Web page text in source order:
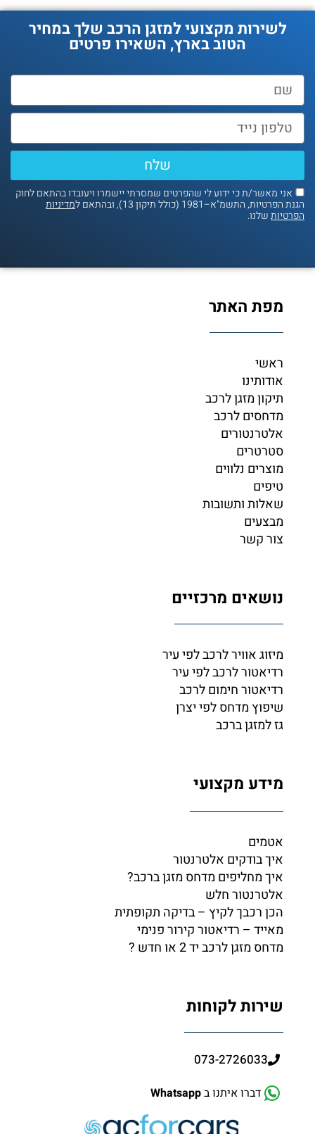
לשירות מקצועי למזגן הרכב שלך במחיר
הטוב בארץ, השאירו פרטים
אני מאשר/ת כי ידוע לי שהפרטים שמסרתי יישמרו ויעובדו בהתאם לחוק
הגנת הפרטיות, התשמ"א–1981 (כולל תיקון 13), ובהתאם ל מדיניות
הפרטיותשלנו.
שלח
מפת האתר
ראשי
אודותינו
תיקון מזגן לרכב
מדחסים לרכב
אלטרנטורים
סטרטרים
מוצרים נלווים
טיפים
שאלות ותשובות
מבצעים
צור קשר
נושאים מרכזיים
מיזוג אוויר לרכב לפי עיר
רדיאטור לרכב לפי עיר
רדיאטור חימום לרכב
שיפוץ מדחס לפי יצרן
גז למזגן ברכב
מידע מקצועי
אטמים
איך בודקים אלטרנטור
איך מחליפים מדחס מזגן ברכב?
אלטרנטור חלש
הכן רכבך לקיץ – בדיקה תקופתית
מאייד – רדיאטור קירור פנימי
מדחס מזגן לרכב יד 2 או חדש ?
שירות לקוחות
073-2726033
דברו איתנו בWhatsapp